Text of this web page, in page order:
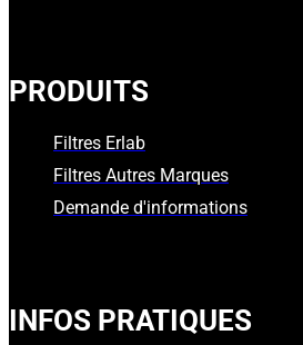
PRODUITS
Filtres Erlab
Filtres Autres Marques
Demande d'informations
INFOS PRATIQUES